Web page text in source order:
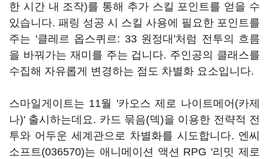
한 시간 내 조작)를 통해 추가 스킬 포인트를 얻을 수
있습니다. 패링 성공 시 스킬 사용에 필요한 포인트를
주는 '클레르 옵스퀴르: 33 원정대'처럼 전투의 흐름
을 바꿔가는 재미를 주는 겁니다. 주인공의 클래스를
수집해 자유롭게 변경하는 점도 차별화 요소입니다.
스마일게이트는 11월 '카오스 제로 나이트메어(카제
나)' 출시하는데요. 카드 묶음(덱)을 이용한 전략적 전
투와 어두운 세계관으로 차별화를 시도합니다. 엔씨
소프트(036570)는 애니메이션 액션 RPG '리밋 제로